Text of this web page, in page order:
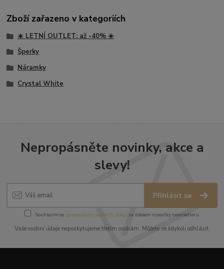
Zboží zařazeno v kategoriích
☀️ LETNÍ OUTLET: až -40% ☀️
Šperky
Náramky
Crystal White
Nepropásněte novinky, akce a
slevy!
Přihlásit se
Souhlasím se zpracováním osobních údajůza účelem rozesílky newsletteru.
Vaše osobní údaje neposkytujeme třetím osobám. Můžete se kdykoli odhlásit.